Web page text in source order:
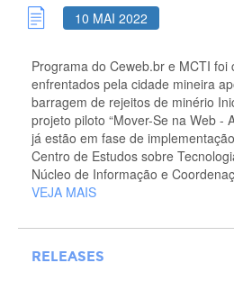
10 MAI 2022
Programa do Ceweb.br e MCTI
enfrentados pela cidade mineira
barragem de rejeitos de minério
projeto piloto “Mover-Se na Web -
já estão em fase de
Centro de Estudos sobre
Núcleo de Informação e
VEJA MAIS
RELEASES